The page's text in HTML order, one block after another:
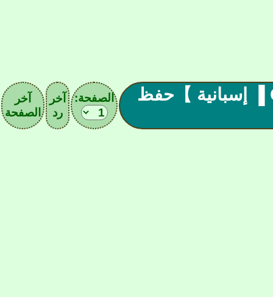
【 كووورة ▐ الكافيـه • 55 • Cafe ▐ إسبانية 】حفظ الصفحة:
آخر
رد
آخر
الصفحة